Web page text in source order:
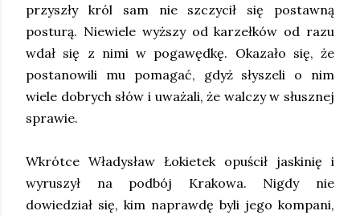
przyszły król sam nie szczycił się postawną
posturą. Niewiele wyższy od karzełków od razu
wdał się z nimi w pogawędkę. Okazało się, że
postanowili mu pomagać, gdyż słyszeli o nim
wiele dobrych słów i uważali, że walczy w słusznej
sprawie.
Wkrótce Władysław Łokietek opuścił jaskinię i
wyruszył na podbój Krakowa. Nigdy nie
dowiedział się, kim naprawdę byli jego kompani,